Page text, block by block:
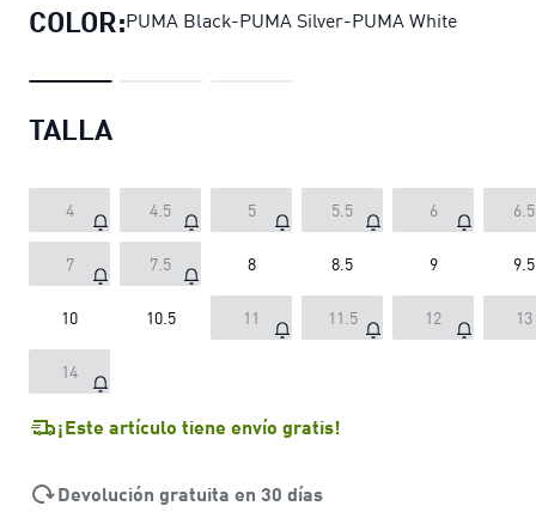
COLOR:PUMA Black-PUMA Silver-PUMA White
TALLA
4 4.5 5 5.5 6 6.5
7 7.5 8 8.5 9 9.5
10 10.5 11 11.5 12 13
14
¡Este artículo tiene envío gratis!
Devolución gratuita en 30 días